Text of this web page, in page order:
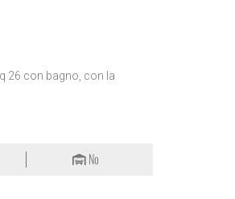
26 con bagno, con la
No